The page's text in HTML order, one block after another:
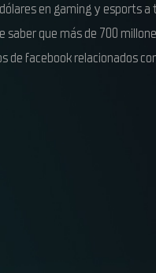
en gaming y esports a
que más de 700
de facebook relacionados